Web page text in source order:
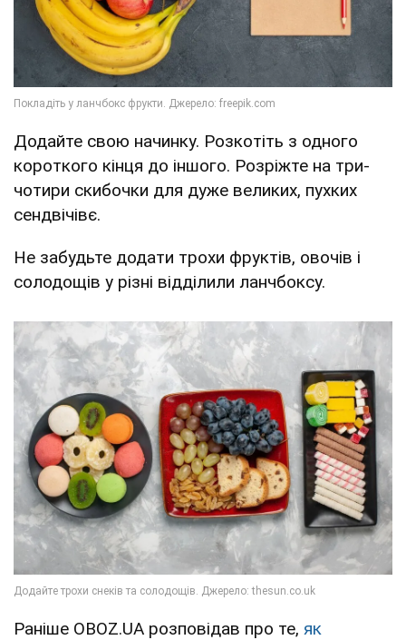
Додайте свою начинку. Розкотіть з одного
короткого кінця до іншого. Розріжте на три-
чотири скибочки для дуже великих, пухких
сендвічівє.
Не забудьте додати трохи фруктів, овочів і
солодощів у різні відділили ланчбоксу.
Раніше OBOZ.UA розповідав про те, як